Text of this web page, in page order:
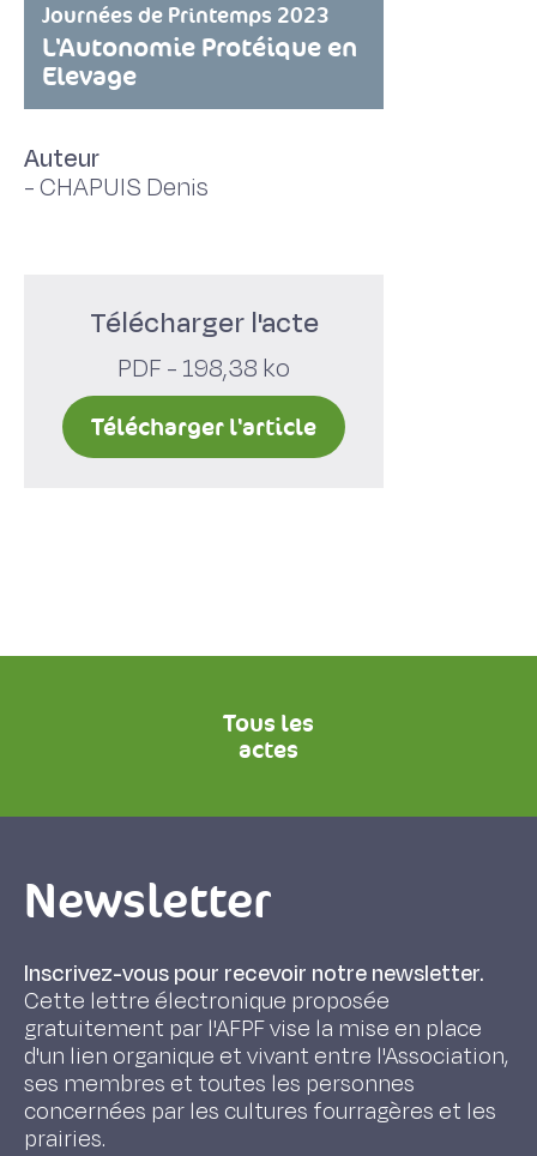
Journées de Printemps 2023
L'Autonomie Protéique en
Elevage
Auteur
-CHAPUIS Denis
Télécharger l'acte
PDF - 198,38 ko
Télécharger l'article
Tous les
actes
Newsletter
Inscrivez-vous pour recevoir notre newsletter.
Cette lettre électronique proposée
gratuitement par l'AFPF vise la mise en place
d'un lien organique et vivant entre l'Association,
ses membres et toutes les personnes
concernées par les cultures fourragères et les
prairies.